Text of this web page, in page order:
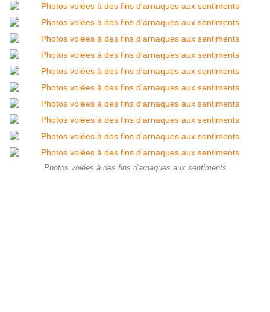
Photos volées à des fins d'arnaques aux sentiments